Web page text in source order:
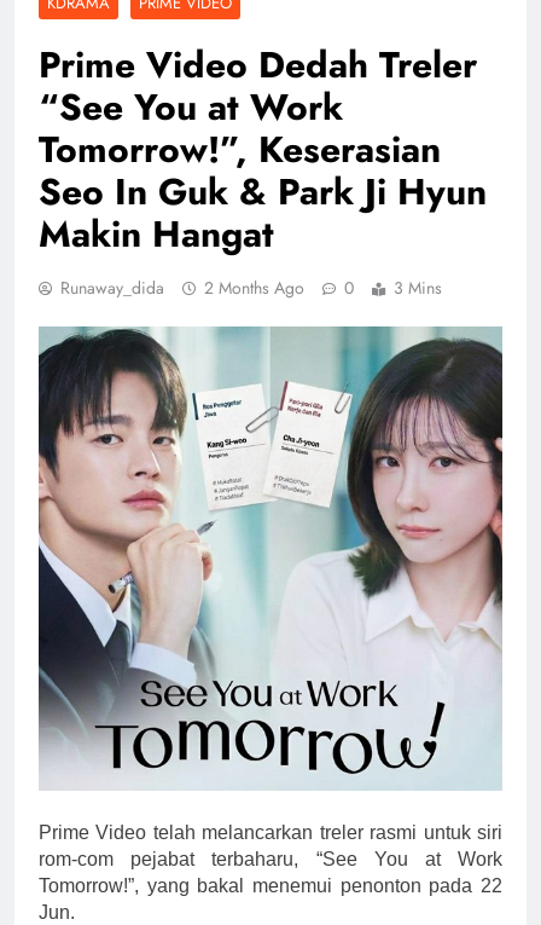
Prime Video Dedah Treler
“See You at Work
Tomorrow!”, Keserasian
Seo In Guk & Park Ji Hyun
Makin Hangat
Runaway_dida 2 Months Ago 0 3 Mins
Prime Video telah melancarkan treler rasmi untuk siri
rom-com pejabat terbaharu, “See You at Work
Tomorrow!”, yang bakal menemui penonton pada 22
Jun.